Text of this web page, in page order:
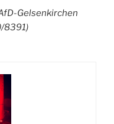
Gelsenkirchen
8391)